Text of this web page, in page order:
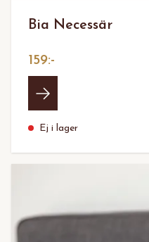
Bia Necessär
159:-
Ej i lager